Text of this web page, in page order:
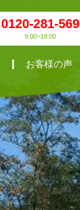
0120-281-569
9:00~18:00
お客様の声